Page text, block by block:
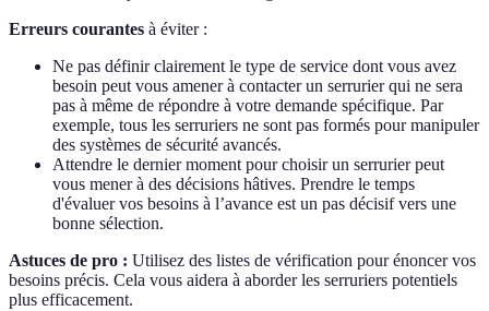
Erreurs courantes à éviter :
Ne pas définir clairement le type de service dont vous avez
besoin peut vous amener à contacter un serrurier qui ne sera
pas à même de répondre à votre demande spécifique. Par
exemple, tous les serruriers ne sont pas formés pour manipuler
des systèmes de sécurité avancés.
Attendre le dernier moment pour choisir un serrurier peut
vous mener à des décisions hâtives. Prendre le temps
d'évaluer vos besoins à l’avance est un pas décisif vers une
bonne sélection.
Astuces de pro : Utilisez des listes de vérification pour énoncer vos
besoins précis. Cela vous aidera à aborder les serruriers potentiels
plus efficacement.